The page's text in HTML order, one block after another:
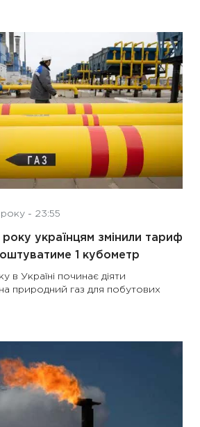
- 23:55
українцям змінили тариф
1 кубометр
в Україні починає діяти
природний газ для побутових